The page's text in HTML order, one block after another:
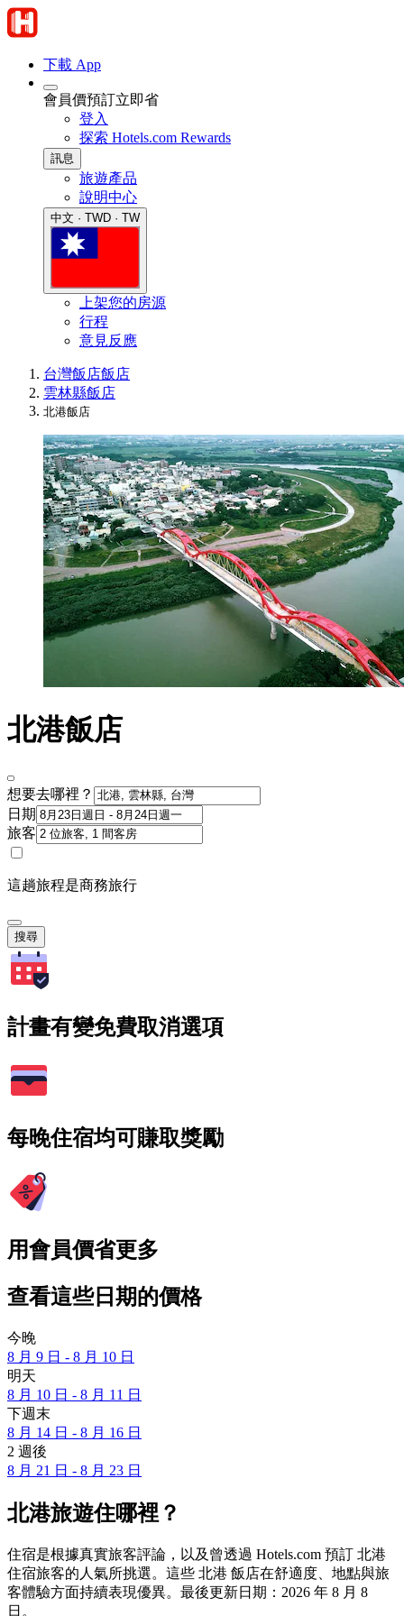
下載 App
會員價預訂立即省
登入
探索 Hotels.com Rewards
訊息
旅遊產品
說明中心
中文 · TWD · TW
上架您的房源
行程
意見反應
台灣飯店飯店
雲林縣飯店
北港飯店
北港飯店
想要去哪裡？
日期
旅客
這趟旅程是商務旅行
搜尋
計畫有變免費取消選項
每晚住宿均可賺取獎勵
用會員價省更多
查看這些日期的價格
今晚
8 月 9 日 - 8 月 10 日
明天
8 月 10 日 - 8 月 11 日
下週末
8 月 14 日 - 8 月 16 日
2 週後
8 月 21 日 - 8 月 23 日
北港旅遊住哪裡？
住宿是根據真實旅客評論，以及曾透過 Hotels.com 預訂 北港
住宿旅客的人氣所挑選。這些 北港 飯店在舒適度、地點與旅
客體驗方面持續表現優異。最後更新日期： 2026 年 8 月 8
日 。